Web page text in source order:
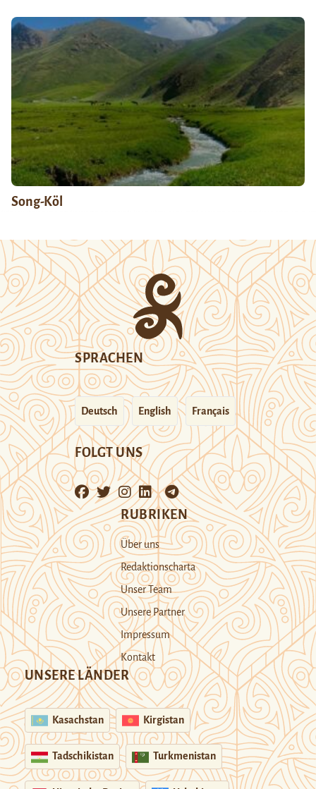
Song-Köl
SPRACHEN
Deutsch English Français
FOLGT UNS
RUBRIKEN
Über uns
Redaktionscharta
Unser Team
Unsere Partner
Impressum
Kontakt
UNSERE LÄNDER
Kasachstan Kirgistan
Tadschikistan Turkmenistan